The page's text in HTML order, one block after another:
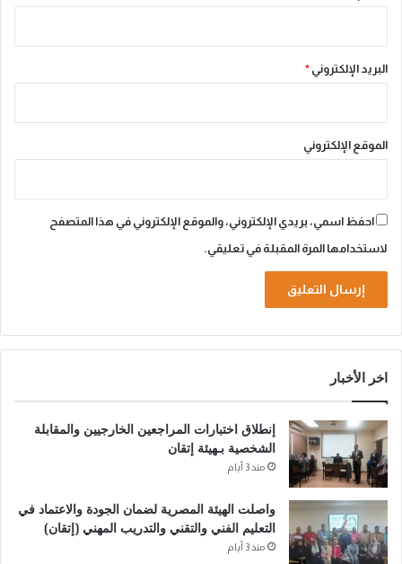
البريد الإلكتروني *
الموقع الإلكتروني
احفظ اسمي، بريدي الإلكتروني، والموقع الإلكتروني في هذا المتصفح
لاستخدامها المرة المقبلة في تعليقي.
t
r
n
a
i
اخر الأخبار
إنطلاق اختبارات المراجعين الخارجيين والمقابلة
الشخصية بـهيئة إتقان
منذ 3 أيام
واصلت الهيئة المصرية لضمان الجودة والاعتماد في
التعليم الفني والتقني والتدريب المهني (إتقان)
منذ 3 أيام